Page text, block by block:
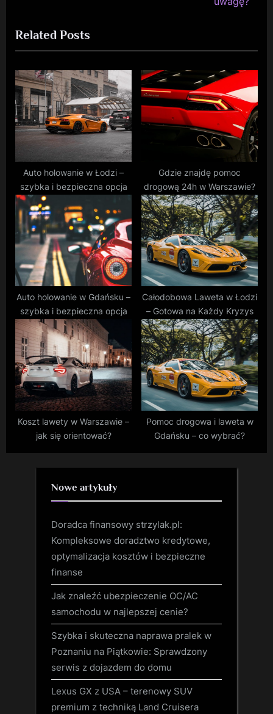
o
u
s
P
o
s
t
P
o
s
t
:
Related Posts
Auto holowanie w Łodzi –
szybka i bezpieczna opcja
Gdzie znajdę pomoc
drogową 24h w Warszawie?
Auto holowanie w Gdańsku –
szybka i bezpieczna opcja
Całodobowa Laweta w Łodzi
– Gotowa na Każdy Kryzys
Koszt lawety w Warszawie –
jak się orientować?
Pomoc drogowa i laweta w
Gdańsku – co wybrać?
Nowe artykuły
Doradca finansowy strzylak.pl:
Kompleksowe doradztwo kredytowe,
optymalizacja kosztów i bezpieczne
finanse
Jak znaleźć ubezpieczenie OC/AC
samochodu w najlepszej cenie?
Szybka i skuteczna naprawa pralek w
Poznaniu na Piątkowie: Sprawdzony
serwis z dojazdem do domu
Lexus GX z USA – terenowy SUV
premium z techniką Land Cruisera